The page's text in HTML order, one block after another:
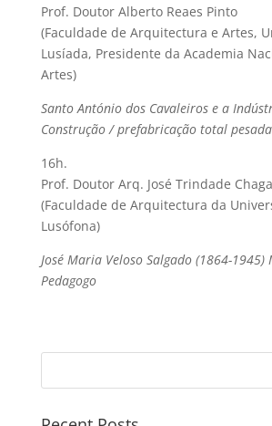
Prof. Doutor Alberto Reaes Pinto
(Faculdade de Arquitectura e Artes,
Lusíada, Presidente da Academia
Artes)
Santo António dos Cavaleiros e a
Construção / prefabricação total
16h.
Prof. Doutor Arq. José Trindade
(Faculdade de Arquitectura da
Lusófona)
José Maria Veloso Salgado (1864-1945)
Pedagogo